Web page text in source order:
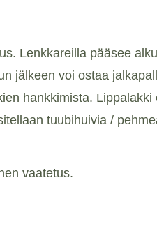
Lenkkareilla pääsee
jälkeen voi ostaa
hankkimista. Lippalakki
tuubihuivia /
vaatetus.